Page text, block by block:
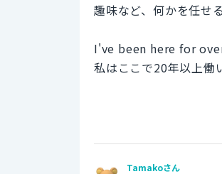
趣味など、何かを任せ
I've been here for
私はここで20年以上働
Tamakoさん